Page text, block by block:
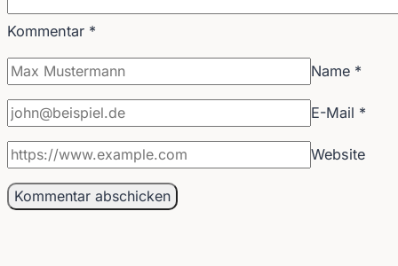
Kommentar *
Name *
E-Mail *
Website